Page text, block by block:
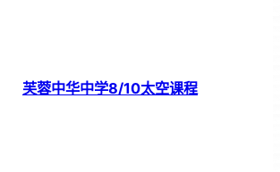
芙蓉中华中学8/10太空课程